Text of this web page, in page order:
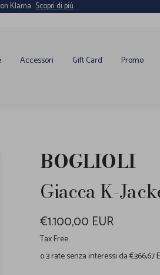
Klarna Scopri di più
Accessori Gift Card
Promo
BOGLIOLI
Giacca K-
Prezzo
di
vendita
€1.100,00 EUR
Tax Free
o 3 rate senza interessi da €366,67